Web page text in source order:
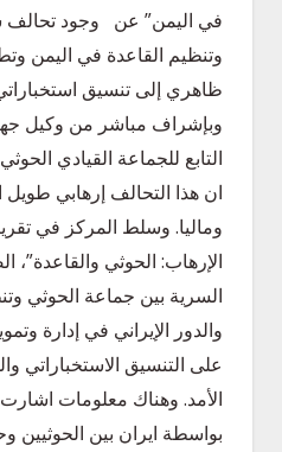
في اليمن” عن وجود تحالف
وتنظيم القاعدة في ‫اليمن
ظاهري إلى تنسيق
وبإشراف مباشر من وكيل
التابع للجماعة القيادي
ان هذا التحالف إرهابي طويل
وماليا. وسلط المركز في
الإرهاب: الحوثي والقاعدة”،
السرية بين جماعة الحوثي
والدور الإيراني في إدارة
على التنسيق الاستخباراتي
الأمد. وهناك معلومات
بواسطة ايران بين